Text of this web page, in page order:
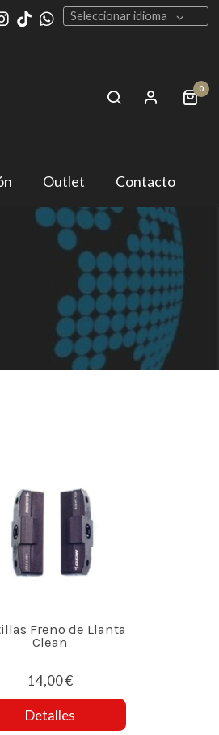
Seleccionar idioma
0
Outlet Contacto
Freno de Llanta
Clean
14,00 €
Detalles